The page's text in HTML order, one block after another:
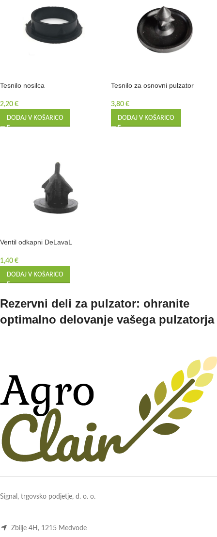
Tesnilo nosilca
2,20 €
DODAJ V KOŠARICO
Tesnilo za osnovni pulzator
3,80 €
DODAJ V KOŠARICO
Ventil odkapni DeLavaL
1,40 €
DODAJ V KOŠARICO
Rezervni deli za pulzator: ohranite
optimalno delovanje vašega pulzatorja
Signal, trgovsko podjetje, d. o. o.
Zbilje 4H, 1215 Medvode